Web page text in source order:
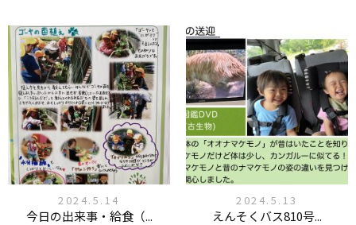
2024.5.14
今日の出来事・給食（...
2024.5.13
えんそくバス810号...